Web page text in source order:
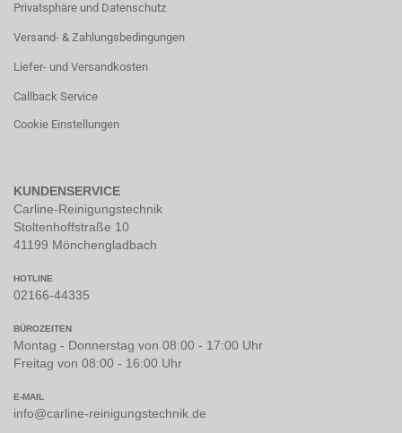
Privatsphäre und Datenschutz
Versand- & Zahlungsbedingungen
Liefer- und Versandkosten
Callback Service
Cookie Einstellungen
KUNDENSERVICE
Carline-Reinigungstechnik
Stoltenhoffstraße 10
41199 Mönchengladbach
HOTLINE
02166-44335
BÜROZEITEN
Montag - Donnerstag von 08:00 - 17:00 Uhr
Freitag von 08:00 - 16:00 Uhr
E-MAIL
info@carline-reinigungstechnik.de